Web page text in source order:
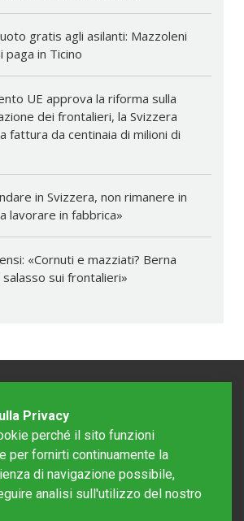
gratis agli asilanti: Mazzoleni
paga in Ticino
UE approva la riforma sulla
dei frontalieri, la Svizzera
fattura da centinaia di milioni di
in Svizzera, non rimanere in
lavorare in fabbrica»
«Cornuti e mazziati? Berna
salasso sui frontalieri»
Privacy
perché il sito funzioni
per fornirti continuamente la
di navigazione possibile,
analisi sull'utilizzo del nostro